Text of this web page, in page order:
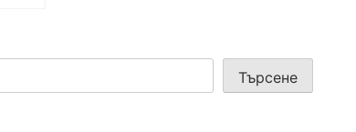
Търсене